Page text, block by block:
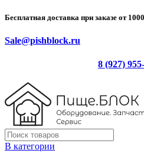
Бесплатная доставка при заказе от
Sale@pishblock.ru
8 (927)
В категории